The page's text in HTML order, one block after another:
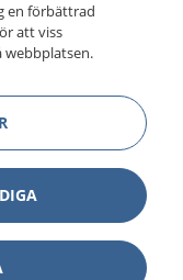
en förbättrad
att viss
webbplatsen.